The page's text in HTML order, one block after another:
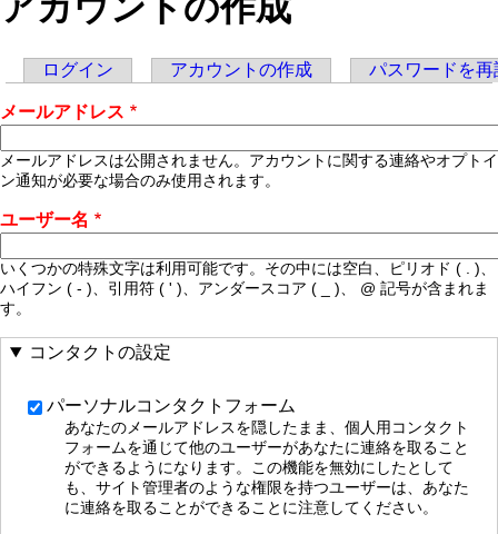
アカウントの作成
tabs
ログイン アカウントの作成 パスワードを再
メールアドレス
メールアドレスは公開されません。アカウントに関する連絡やオプトイ
ン通知が必要な場合のみ使用されます。
ユーザー名
いくつかの特殊文字は利用可能です。その中には空白、ピリオド ( . )、
ハイフン ( - )、引用符 ( ' )、アンダースコア ( _ )、 @ 記号が含まれま
す。
コンタクトの設定
パーソナルコンタクトフォーム
あなたのメールアドレスを隠したまま、個人用コンタクト
フォームを通じて他のユーザーがあなたに連絡を取ること
ができるようになります。この機能を無効にしたとして
も、サイト管理者のような権限を持つユーザーは、あなた
に連絡を取ることができることに注意してください。